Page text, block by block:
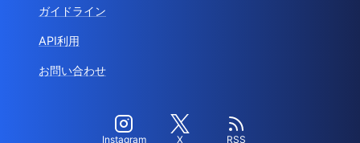
ガイドライン
API利用
お問い合わせ
Instagram X RSS